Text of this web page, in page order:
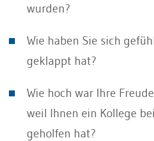
wurden?
Wie haben Sie sich
geklappt hat?
Wie hoch war Ihre
weil Ihnen ein Kollege
geholfen hat?